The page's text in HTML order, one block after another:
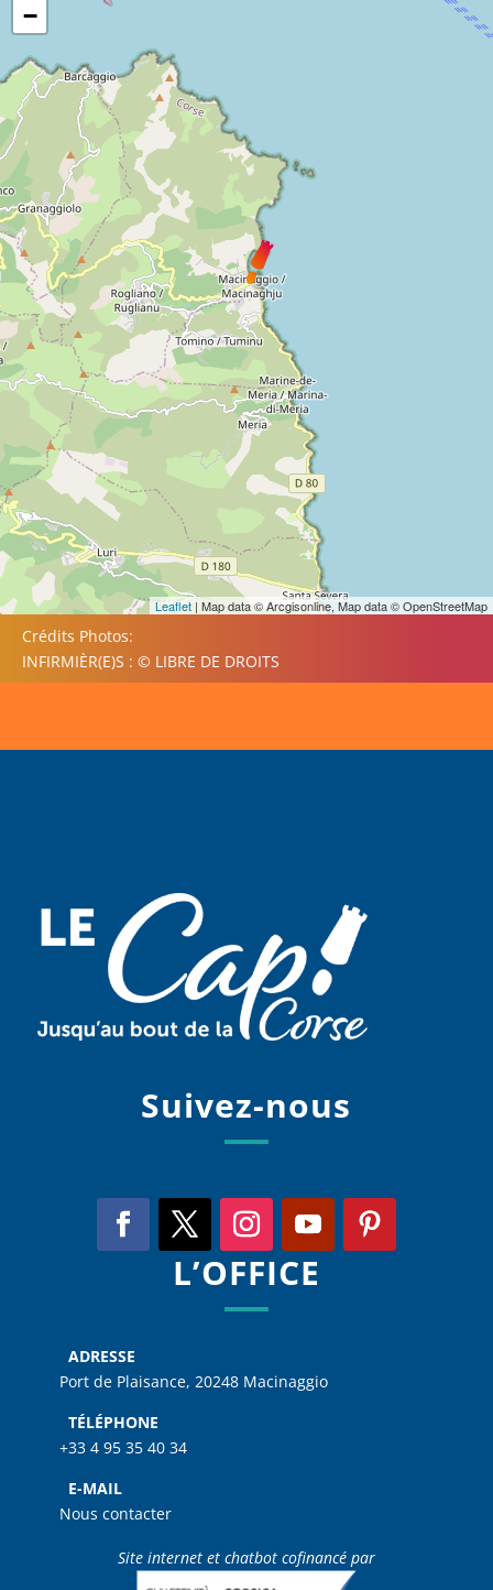
−
Leaflet | Map data © Arcgisonline, Map data © OpenStreetMap
Crédits Photos:
INFIRMIÈR(E)S : © LIBRE DE DROITS
Suivez-nous
L’OFFICE
ADRESSE
Port de Plaisance, 20248 Macinaggio
TÉLÉPHONE
+33 4 95 35 40 34
E-MAIL
Nous contacter
Site internet et chatbot cofinancé par